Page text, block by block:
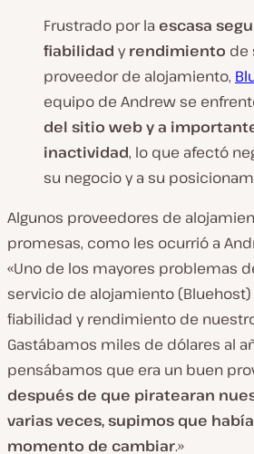
Frustrado por la escasa
fiabilidad yrendimiento de
proveedor de alojamiento,
equipo de Andrew se
del sitio web y a
inactividad, lo que afectó
su negocio y a su
Algunos proveedores de
promesas, como les ocurrió a
«Uno de los mayores problemas
servicio de alojamiento (Bluehost)
fiabilidad y rendimiento de
Gastábamos miles de dólares al
pensábamos que era un buen
después de que piratearan
varias veces, supimos que
momento de cambiar.»